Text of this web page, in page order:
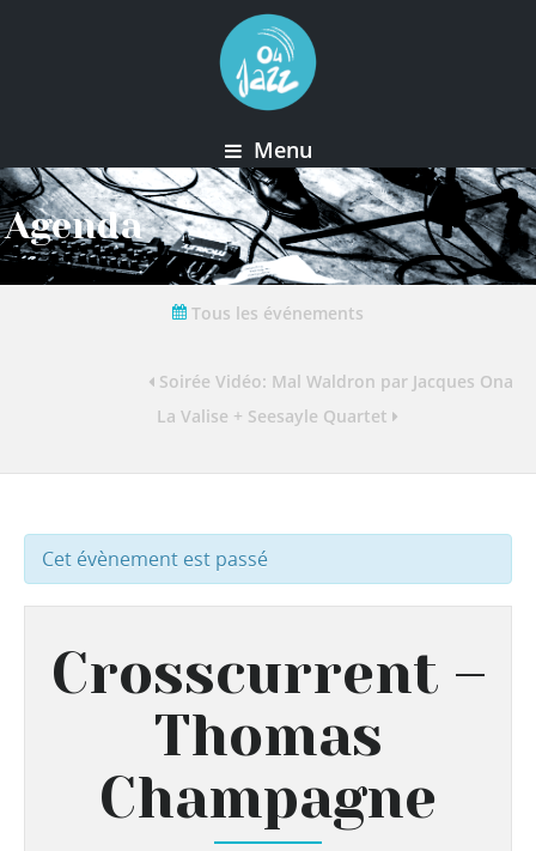
Menu
Agenda
Tous les événements
Soirée Vidéo: Mal Waldron par Jacques Onan
La Valise + Seesayle Quartet
Cet évènement est passé
Crosscurrent –
Thomas
Champagne